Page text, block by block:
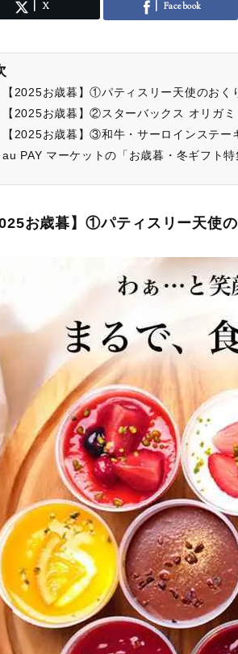
X Facebook
【2025お歳暮】①パティスリー天使のおく
【2025お歳暮】②スターバックス オリガ
【2025お歳暮】③和牛・サーロインステー
au PAY マーケットの「お歳暮・冬ギフト特
お歳暮】①パティスリー天使